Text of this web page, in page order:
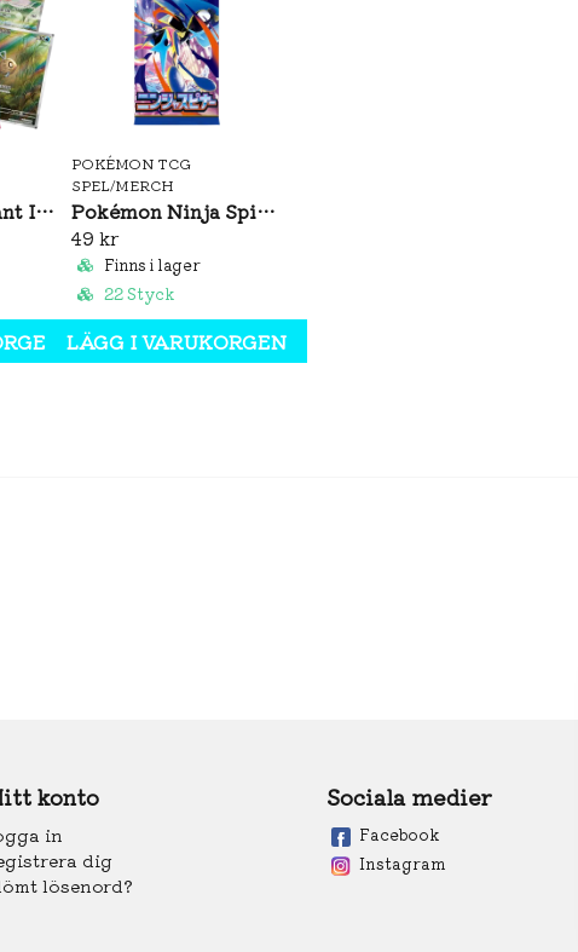
Pokémon Brilliant Illusions CSV8C Booster Box Slim (S-CH)
POKÉMON TCG
SPEL/MERCH
Pokémon Ninja Spinner Booster Pack (JP)
49 kr
Finns i lager
22 Styck
LÄGG I VARUKORGEN
konto
in
dig
lösenord?
Sociala medier
Facebook
Instagram